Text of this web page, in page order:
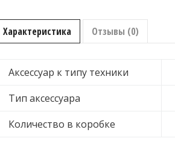
Характеристика Отзывы (0)
Аксессуар к типу техники
Тип аксессуара
Количество в коробке